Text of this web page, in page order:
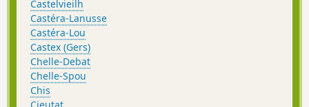
Castelvieilh
Castéra-Lanusse
Castéra-Lou
Castex (Gers)
Chelle-Debat
Chelle-Spou
Chis